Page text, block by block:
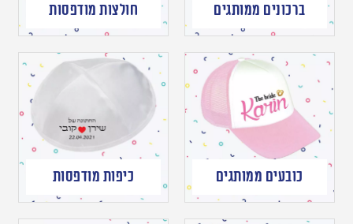
ברכונים ממותגים חולצות מודפסות
כובעים ממותגים כיפות מודפסות